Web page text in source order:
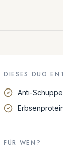
DIESES DUO
Anti-
FÜR WEN?